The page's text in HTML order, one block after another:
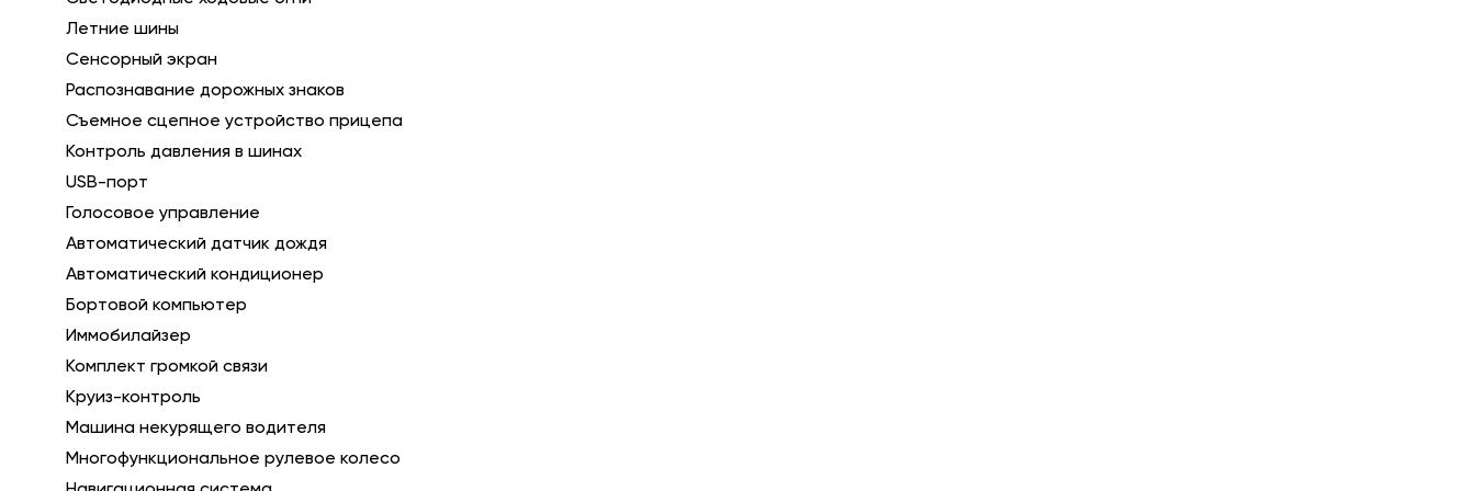
Летние шины
Сенсорный экран
Распознавание дорожных знаков
Съемное сцепное устройство прицепа
Контроль давления в шинах
USB-порт
Голосовое управление
Автоматический датчик дождя
Автоматический кондиционер
Бортовой компьютер
Иммобилайзер
Комплект громкой связи
Круиз-контроль
Машина некурящего водителя
Многофункциональное рулевое колесо